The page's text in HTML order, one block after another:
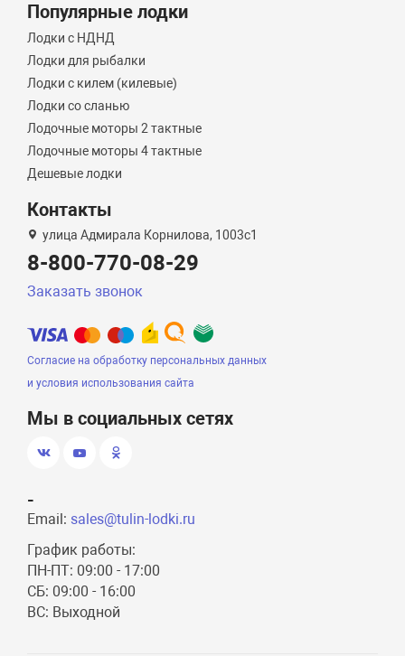
Популярные лодки
Лодки с НДНД
Лодки для рыбалки
Лодки с килем (килевые)
Лодки со сланью
Лодочные моторы 2 тактные
Лодочные моторы 4 тактные
Дешевые лодки
Контакты
улица Адмирала Корнилова, 1003с1
8-800-770-08-29
Заказать звонок
Согласие на обработку персональных данных
и условия использования сайта
Мы в социальных сетях
-
Email: sales@tulin-lodki.ru
График работы:
ПН-ПТ: 09:00 - 17:00
СБ: 09:00 - 16:00
ВС: Выходной